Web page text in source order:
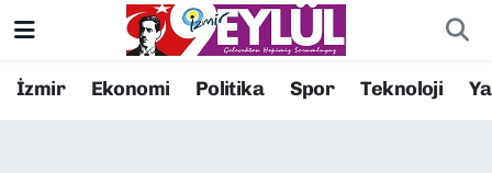
İzmir Ekonomi Politika Spor Teknoloji
Resmi İlanlar
Konak Nöbetçi Eczaneler